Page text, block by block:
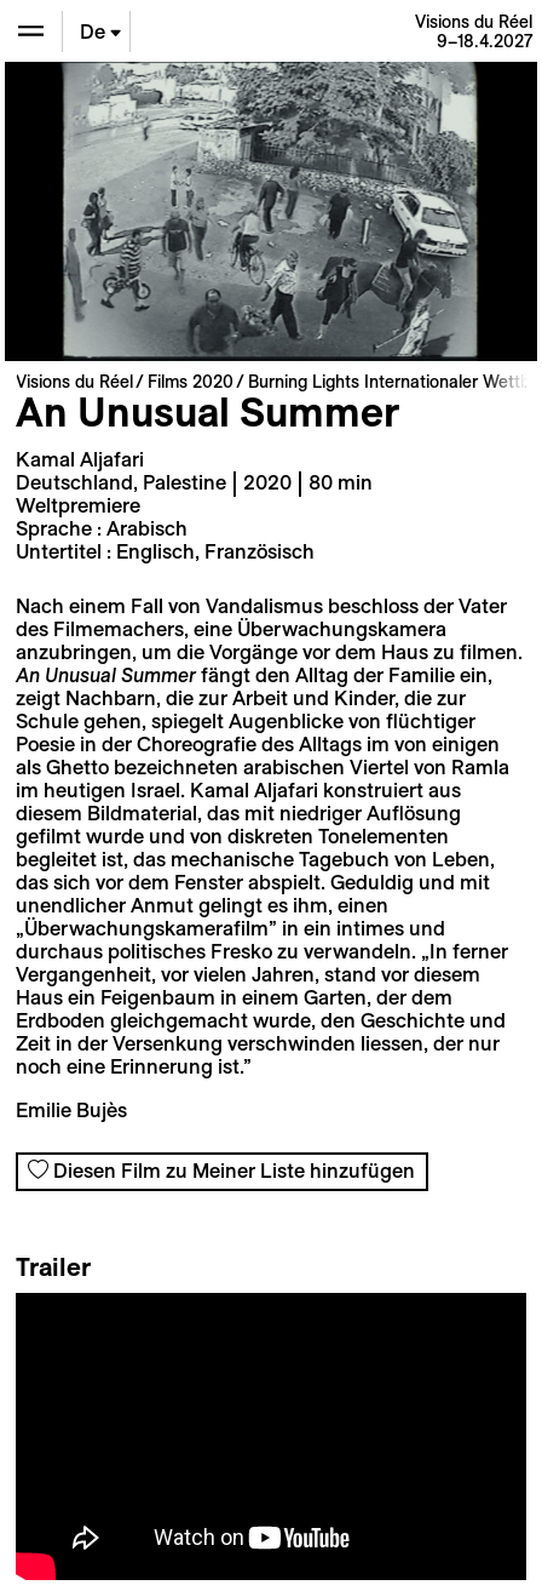
En
De
Fr
Visions du Réel
9–18.4.2027
Visions du Réel Films 2020 Burning Lights Internationaler
An Unusual Summer
Kamal Aljafari
Deutschland, Palestine | 2020 | 80 min
Weltpremiere
Sprache : Arabisch
Untertitel : Englisch, Französisch
Nach einem Fall von Vandalismus beschloss der Vater
des Filmemachers, eine Überwachungskamera
anzubringen, um die Vorgänge vor dem Haus zu filmen.
An Unusual Summerfängt den Alltag der Familie ein,
zeigt Nachbarn, die zur Arbeit und Kinder, die zur
Schule gehen, spiegelt Augenblicke von flüchtiger
Poesie in der Choreografie des Alltags im von einigen
als Ghetto bezeichneten arabischen Viertel von Ramla
im heutigen Israel. Kamal Aljafari konstruiert aus
diesem Bildmaterial, das mit niedriger Auflösung
gefilmt wurde und von diskreten Tonelementen
begleitet ist, das mechanische Tagebuch von Leben,
das sich vor dem Fenster abspielt. Geduldig und mit
unendlicher Anmut gelingt es ihm, einen
„Überwachungskamerafilm” in ein intimes und
durchaus politisches Fresko zu verwandeln. „In ferner
Vergangenheit, vor vielen Jahren, stand vor diesem
Haus ein Feigenbaum in einem Garten, der dem
Erdboden gleichgemacht wurde, den Geschichte und
Zeit in der Versenkung verschwinden liessen, der nur
noch eine Erinnerung ist.”
Emilie Bujès
Diesen Film zu Meiner Liste hinzufügen
Trailer